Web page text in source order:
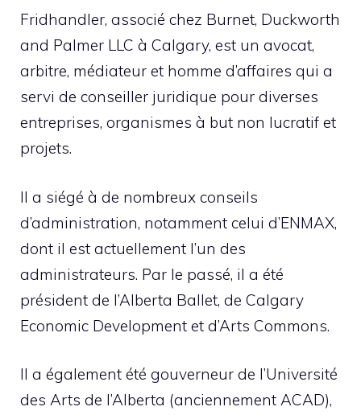
Fridhandler, associé chez Burnet, Duckworth
and Palmer LLC à Calgary, est un avocat,
arbitre, médiateur et homme d’affaires qui a
servi de conseiller juridique pour diverses
entreprises, organismes à but non lucratif et
projets.
Il a siégé à de nombreux conseils
d’administration, notamment celui d’ENMAX,
dont il est actuellement l’un des
administrateurs. Par le passé, il a été
président de l’Alberta Ballet, de Calgary
Economic Development et d’Arts Commons.
Il a également été gouverneur de l’Université
des Arts de l’Alberta (anciennement ACAD),